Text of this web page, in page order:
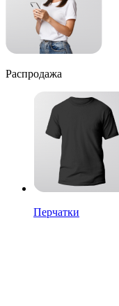
Распродажа
Перчатки